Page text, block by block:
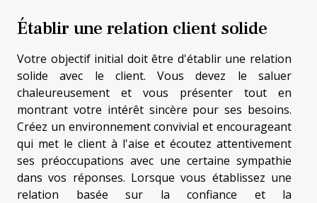
Établir une relation client solide
Votre objectif initial doit être d'établir une relation
solide avec le client. Vous devez le saluer
chaleureusement et vous présenter tout en
montrant votre intérêt sincère pour ses besoins.
Créez un environnement convivial et encourageant
qui met le client à l'aise et écoutez attentivement
ses préoccupations avec une certaine sympathie
dans vos réponses. Lorsque vous établissez une
relation basée sur la confiance et la